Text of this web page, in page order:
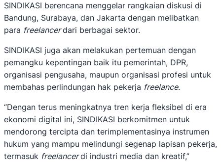
SINDIKASI berencana menggelar rangkaian diskusi di
Bandung, Surabaya, dan Jakarta dengan melibatkan
para freelancerdari berbagai sektor.
SINDIKASI juga akan melakukan pertemuan dengan
pemangku kepentingan baik itu pemerintah, DPR,
organisasi pengusaha, maupun organisasi profesi untuk
membahas perlindungan hak pekerja freelance.
“Dengan terus meningkatnya tren kerja fleksibel di era
ekonomi digital ini, SINDIKASI berkomitmen untuk
mendorong tercipta dan terimplementasinya instrumen
hukum yang mampu melindungi segenap lapisan pekerja,
termasuk freelancerdi industri media dan kreatif,”